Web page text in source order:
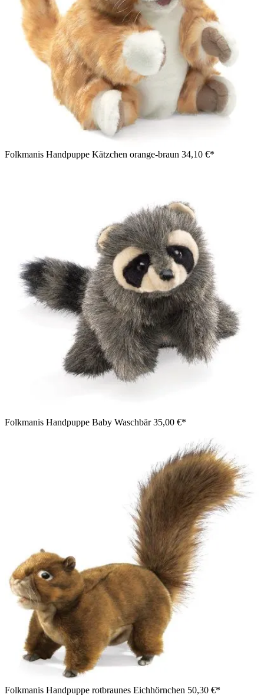
Folkmanis Handpuppe Kätzchen orange-braun 34,10 €*
Folkmanis Handpuppe Baby Waschbär35,00 €*
Folkmanis Handpuppe rotbraunes Eichhörnchen 50,30 €*